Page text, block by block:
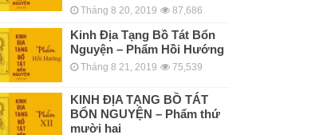
Tháng 8 20, 2019 87,686
Kinh Địa Tạng Bồ Tát Bổn
Nguyện – Phẩm Hồi Hướng
Tháng 8 21, 2019 75,539
KINH ÐỊA TẠNG BỒ TÁT
BỔN NGUYỆN – Phẩm thứ
mười hai